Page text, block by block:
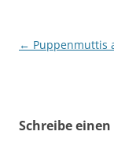
← Puppenmuttis
Schreibe